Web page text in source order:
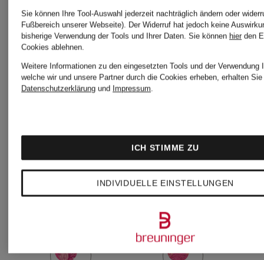
Jumpsuit
JUMP
IN! mit
Arm
143,99 €
122,39 €
Ursprünglich:
179,99 €
Jumpsuit
GREAT!
Arm
143,99
122,39 €
179,99 €
Sie können Ihre Tool-Auswahl jederzeit nachträglich ändern oder
Fußbereich unserer Webseite). Der Widerruf hat jedoch keine
bisherige Verwendung der Tools und Ihrer Daten. Sie können hier den
Cookies ablehnen.
Weitere Informationen zu den eingesetzten Tools und der Verwendung
welche wir und unsere Partner durch die Cookies erheben, erhalten
Datenschutzerklärung und Impressum.
INDIVIDUELLE EINSTELLUNGEN
ICH STIMME ZU